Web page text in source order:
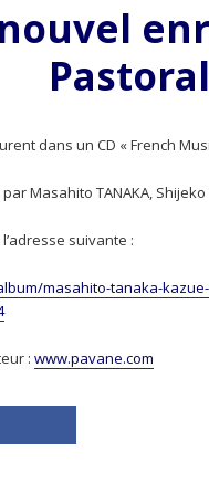
dans un CD « French
Masahito TANAKA, Shijeko
suivante :
masahito-tanaka-
: www.pavane.com